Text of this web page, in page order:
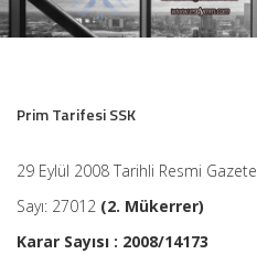
Prim Tarifesi SSK
29 Eylül 2008 Tarihli Resmi Gazete
Sayı: 27012 (2. Mükerrer)
Karar Sayısı : 2008/14173